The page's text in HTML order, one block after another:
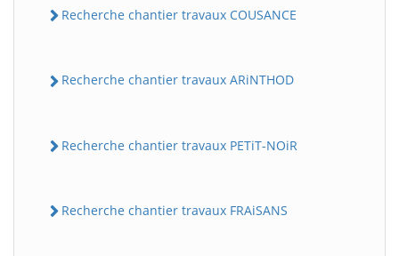
Recherche chantier travaux COUSANCE
Recherche chantier travaux ARiNTHOD
Recherche chantier travaux PETiT-NOiR
Recherche chantier travaux FRAiSANS